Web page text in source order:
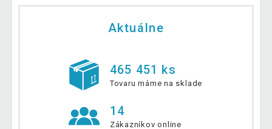
Aktuálne
465 451 ks
Tovaru máme na sklade
14
Zákazníkov online